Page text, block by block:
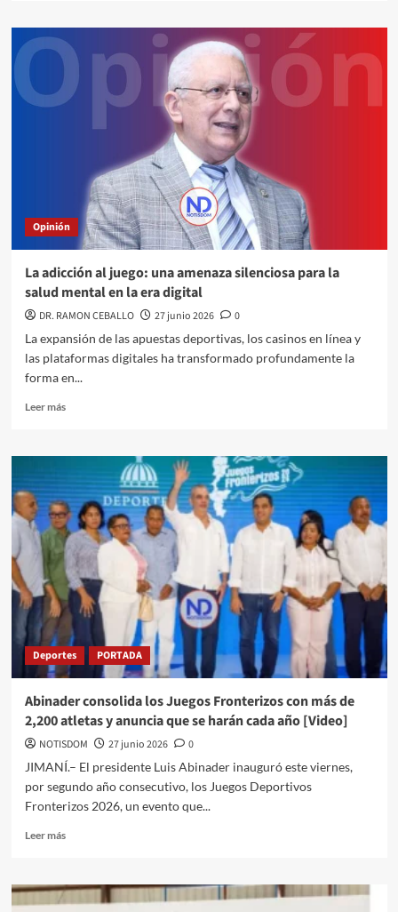
Opinión
La adicción al juego: una amenaza silenciosa para la
salud mental en la era digital
DR. RAMON CEBALLO 27 junio 2026
0
La expansión de las apuestas deportivas, los casinos en línea y
las plataformas digitales ha transformado profundamente la
forma en...
Leer más
Deportes PORTADA
Abinader consolida los Juegos Fronterizos con más de
2,200 atletas y anuncia que se harán cada año [Video]
NOTISDOM 27 junio 2026
0
JIMANÍ.– El presidente Luis Abinader inauguró este viernes,
por segundo año consecutivo, los Juegos Deportivos
Fronterizos 2026, un evento que...
Leer más